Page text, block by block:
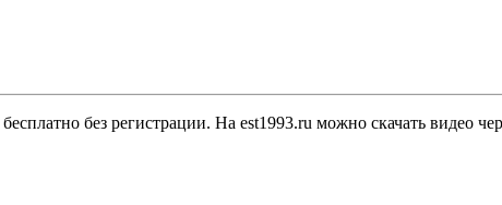
бесплатно без регистрации. На est1993.ru можно скачать видео